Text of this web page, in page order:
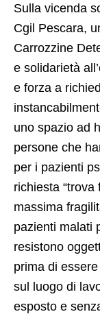
Sulla vicenda
Cgil Pescara,
Carrozzine
e solidarietà
e forza a
uno spazio ad
persone che
per i pazienti
richiesta
massima
pazienti malati
resistono
prima di
sul luogo di
esposto e